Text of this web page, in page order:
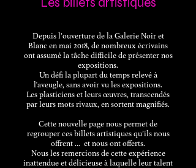
Depuis l’ouverture de la Galerie Noir et
Blanc en mai 2018, de nombreux écrivains
ont assumé la tâche difficile de présenter nos
expositions.
Un défi la plupart du temps relevé à
l'aveugle, sans avoir vu les expositions.
Les plasticiens et leurs œuvres, transcendés
par leurs mots rivaux, en sortent magnifiés.
Cette nouvelle page nous permet de
regrouper ces billets artistiques qu’ils nous
offrent ... et nous ont offerts.
Nous les remercions de cette expérience
inattendue et délicieuse à laquelle leur talent